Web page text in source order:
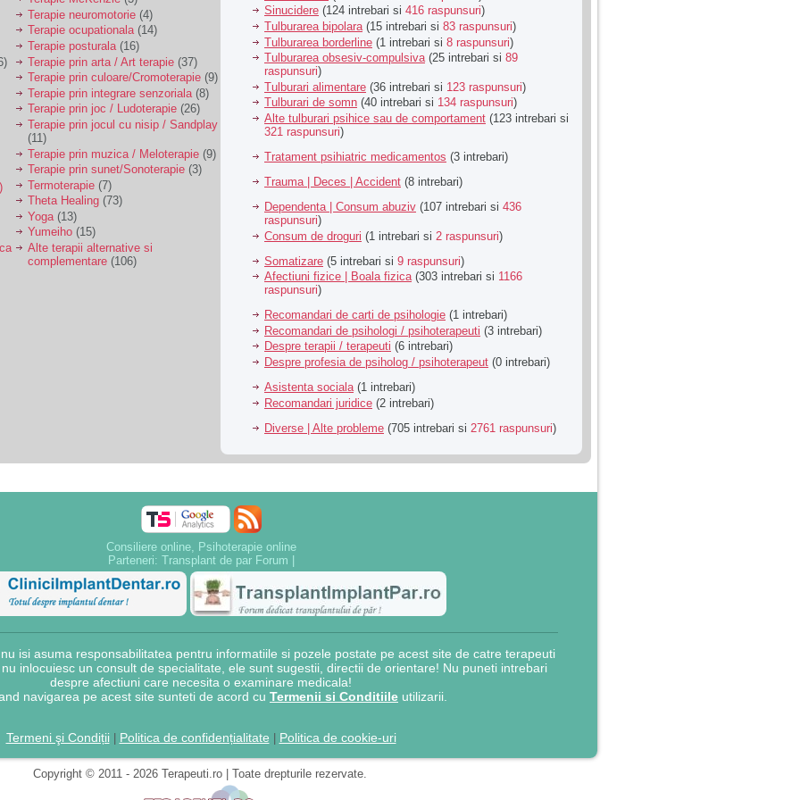
Terapie neuromotorie (4)
Terapie ocupationala(14)
Terapie posturala (16)
Terapie prin arta / Art terapie (37)
Terapie prin culoare/Cromoterapie (9)
Terapie prin integrare senzoriala (8)
Terapie prin joc / Ludoterapie (26)
Terapie prin jocul cu nisip / Sandplay
(11)
Terapie prin muzica / Meloterapie (9)
Terapie prin sunet/Sonoterapie (3)
Termoterapie (7)
Theta Healing (73)
Yoga (13)
Yumeiho (15)
Alte terapii alternative si
complementare (106)
Sinucidere (124 intrebari si 416 raspunsuri)
Tulburarea bipolara(15 intrebari si 83 raspunsuri)
Tulburarea borderline (1 intrebari si 8 raspunsuri)
Tulburarea obsesiv-compulsiva(25 intrebari si 89
raspunsuri)
Tulburari alimentare (36 intrebari si 123 raspunsuri)
Tulburari de somn (40 intrebari si 134 raspunsuri)
Alte tulburari psihice sau de comportament (123 intrebari si
321 raspunsuri)
Tratament psihiatric medicamentos (3 intrebari)
Trauma | Deces | Accident (8 intrebari)
Dependenta | Consum abuziv (107 intrebari si 436
raspunsuri)
Consum de droguri (1 intrebari si 2 raspunsuri)
Somatizare (5 intrebari si 9 raspunsuri)
Afectiuni fizice | Boala fizica(303 intrebari si 1166
raspunsuri)
Recomandari de carti de psihologie (1 intrebari)
Recomandari de psihologi / psihoterapeuti (3 intrebari)
Despre terapii / terapeuti (6 intrebari)
Despre profesia de psiholog / psihoterapeut (0 intrebari)
Asistenta sociala (1 intrebari)
Recomandari juridice (2 intrebari)
Diverse | Alte probleme (705 intrebari si 2761 raspunsuri)
Consiliere online, Psihoterapie online
Parteneri: Transplant de par Forum
isi asuma responsabilitatea pentru informatiile si pozele postate pe acest site de catre terapeuti
inlocuiesc un consult de specialitate, ele sunt sugestii, directii de orientare! Nu puneti intrebari
despre afectiuni care necesita o examinare medicala!
navigarea pe acest site sunteti de acord cu Termenii si Conditiile utilizarii.
Termeni şi Condiții| Politica de confidențialitate Politica de cookie-uri
Copyright © 2011 - 2026 Terapeuti.ro | Toate drepturile rezervate.